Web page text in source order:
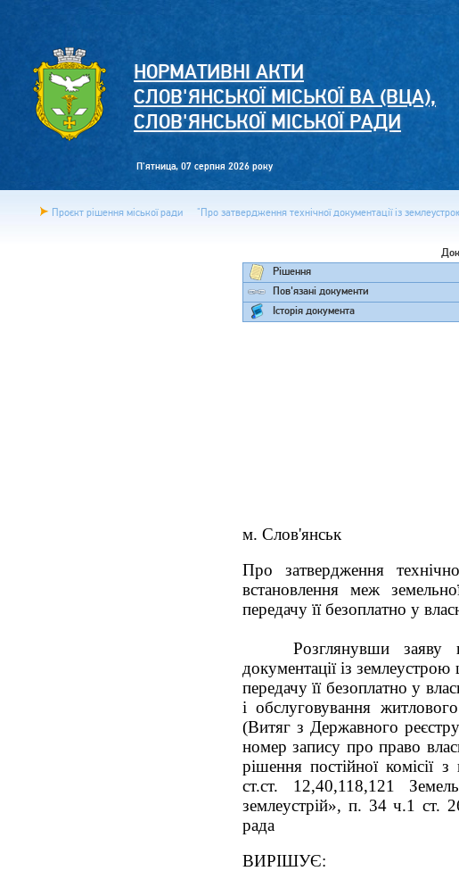
НОРМАТИВНІ АКТИ
СЛОВ'ЯНСЬКОЇ МІСЬКОЇ ВА (ВЦА),
СЛОВ'ЯНСЬКОЇ МІСЬКОЇ РАДИ
П'ятница, 07 серпня 2026 року
Проєкт рішення міської ради "Про затвердження технічної документації із
Рішення
Пов'язані документи
Історія документа
м. Слов'янськ
Про затвердження
встановлення меж
передачу її безоплатно у
Розглянувши заяву
документації із
передачу її безоплатно у
і обслуговування
(Витяг з Державного
номер запису про право
рішення постійної комісії
ст.ст. 12,40,118,121
землеустрій», п. 34 ч.1 ст.
рада
ВИРІШУЄ: